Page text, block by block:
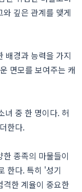
깊은 관계를 맺게
배경과 능력을 가지
면모를 보여주는 캐
녀 중 한 명이다. 허
한다.
종족의 마물들이
한다. 특히 '성기
격한 계율이 중요한